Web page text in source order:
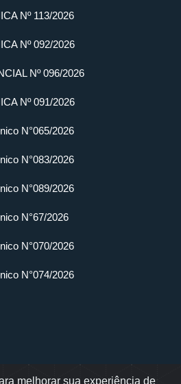
melhorar sua experiência de
Nº 113/2026
Nº 092/2026
Nº 096/2026
Nº 091/2026
N°065/2026
N°083/2026
N°089/2026
N°67/2026
N°070/2026
N°074/2026